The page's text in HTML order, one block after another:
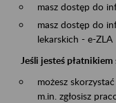
masz dostęp do
masz dostęp do
lekarskich - e-ZLA
Jeśli jesteś
możesz
m.in. zgłosisz